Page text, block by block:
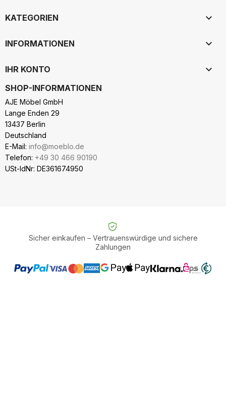
KATEGORIEN 
INFORMATIONEN 
IHR KONTO 
SHOP-INFORMATIONEN
AJE Möbel GmbH
Lange Enden 29
13437 Berlin
Deutschland
E-Mail: info@moeblo.de
Telefon: +49 30 466 90190
USt-IdNr: DE361674950
Sicher einkaufen – Vertrauenswürdige und sichere
Zahlungen